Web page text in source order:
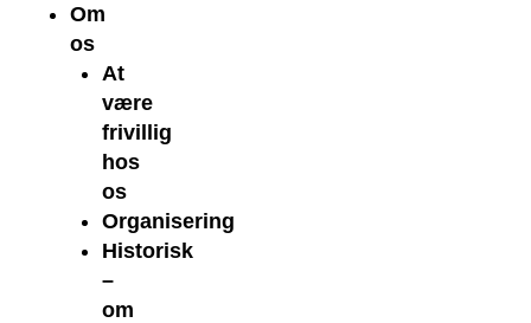
Om
os
At
være
frivillig
hos
os
Organisering
Historisk
–
om